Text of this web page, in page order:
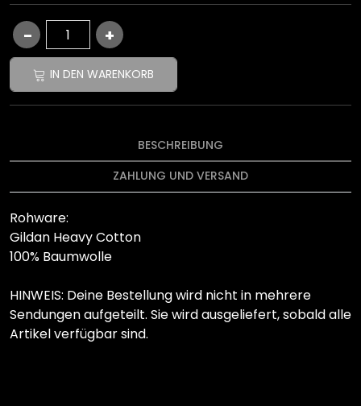
IN DEN WARENKORB
BESCHREIBUNG
ZAHLUNG UND VERSAND
Rohware:
Gildan Heavy Cotton
100% Baumwolle
HINWEIS: Deine Bestellung wird nicht in mehrere
Sendungen aufgeteilt. Sie wird ausgeliefert, sobald alle
Artikel verfügbar sind.